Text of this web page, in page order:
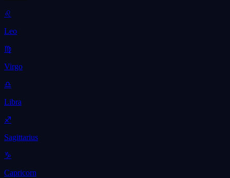
♌
Leo
♍
Virgo
♎
Libra
♐
Sagittarius
♑
Capricorn